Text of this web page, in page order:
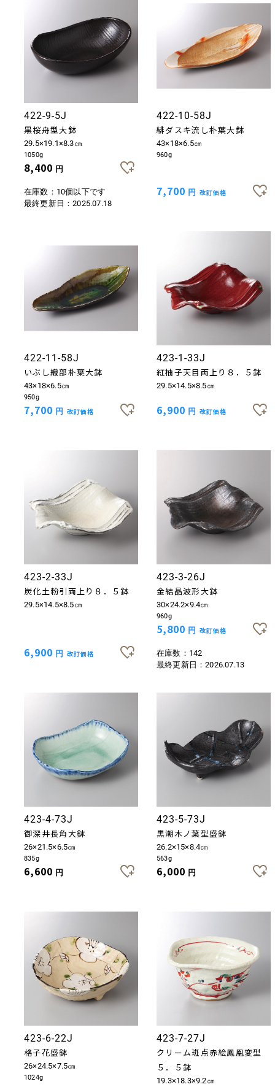
422-9-5J
黒桜舟型大鉢
29.5×19.1×8.3㎝
1050g
8,400 円
在庫数：10個以下です
最終更新日：2025.07.18
422-10-58J
緋ダスキ流し朴葉大鉢
43×18×6.5㎝
960g
7,700 円 改訂価格
422-11-58J
いぶし織部朴葉大鉢
43×18×6.5㎝
950g
7,700 円 改訂価格
423-1-33J
紅柚子天目両上り８．５鉢
29.5×14.5×8.5㎝
6,900 円 改訂価格
423-2-33J
炭化土粉引両上り８．５鉢
29.5×14.5×8.5㎝
6,900 円 改訂価格
423-3-26J
金結晶波形大鉢
30×24.2×9.4㎝
960g
5,800 円 改訂価格
在庫数：142
最終更新日：2026.07.13
423-4-73J
御深井長角大鉢
26×21.5×6.5㎝
835g
6,600 円
423-5-73J
黒潮木ノ葉型盛鉢
26.2×15×8.4㎝
563g
6,000 円
423-6-22J
格子花盛鉢
26×24.5×7.5㎝
1024g
423-7-27J
クリーム斑点赤絵鳳凰変型
５．５鉢
19.3×18.3×9.2㎝